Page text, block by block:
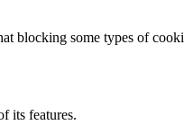
blocking some types of
its features.